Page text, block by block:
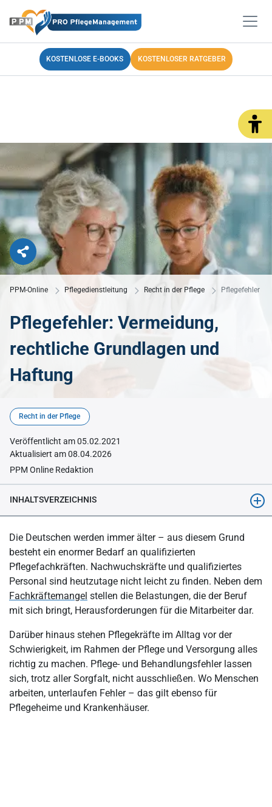
KOSTENLOSE E-BOOKS KOSTENLOSER RATGEBER
PPM-Online Pflegedienstleitung Recht in der Pflege Pflegefehler
Pflegefehler: Vermeidung,
rechtliche Grundlagen und
Haftung
© KI-generiert mit Midjourney
Recht in der Pflege
Veröffentlicht am 05.02.2021
Aktualisiert am 08.04.2026
PPM Online Redaktion
INHALTSVERZEICHNIS
Was sind Behandlungsfehler?
Haftung für Pflegefehler – Rechtliche Grundlagen
Haftung für Behandlungsfehler – Rechtliche Grundlagen
Aufdeckung von Pflegefehlern: Wie kann sich Pflegepersonal
Wie geht man bei der Aufdeckung eines Pflegefehlers vor?
Pflegefehler – Die Dokumentation als wichtiges Instrument und
Beweismittel
Pflegefehler: Beratung in Anspruch nehmen
Die Deutschen werden immer älter – aus diesem Grund
besteht ein enormer Bedarf an qualifizierten
Pflegefachkräften. Nachwuchskräfte und qualifiziertes
Personal sind heutzutage nicht leicht zu finden. Neben dem
Fachkräftemangel stellen die Belastungen, die der Beruf
mit sich bringt, Herausforderungen für die Mitarbeiter dar.
Darüber hinaus stehen Pflegekräfte im Alltag vor der
Schwierigkeit, im Rahmen der Pflege und Versorgung alles
richtig zu machen. Pflege- und Behandlungsfehler lassen
sich, trotz aller Sorgfalt, nicht ausschließen. Wo Menschen
arbeiten, unterlaufen Fehler – das gilt ebenso für
Pflegeheime und Krankenhäuser.